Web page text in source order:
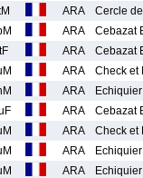
ARA Cercle
ARA Cebazat
ARA Cebazat
ARA Check et
ARA
ARA Cebazat
ARA Check et
ARA
ARA